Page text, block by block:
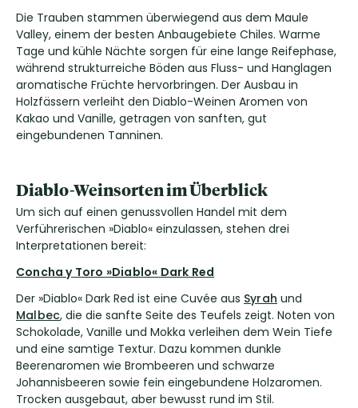
Die Trauben stammen überwiegend aus dem Maule
Valley, einem der besten Anbaugebiete Chiles. Warme
Tage und kühle Nächte sorgen für eine lange Reifephase,
während strukturreiche Böden aus Fluss- und Hanglagen
aromatische Früchte hervorbringen. Der Ausbau in
Holzfässern verleiht den Diablo-Weinen Aromen von
Kakao und Vanille, getragen von sanften, gut
eingebundenen Tanninen.
Diablo-Weinsorten im Überblick
Um sich auf einen genussvollen Handel mit dem
Verführerischen »Diablo« einzulassen, stehen drei
Interpretationen bereit:
Concha y Toro »Diablo« Dark Red
Der »Diablo« Dark Red ist eine Cuvée aus Syrah und
Malbec, die die sanfte Seite des Teufels zeigt. Noten von
Schokolade, Vanille und Mokka verleihen dem Wein Tiefe
und eine samtige Textur. Dazu kommen dunkle
Beerenaromen wie Brombeeren und schwarze
Johannisbeeren sowie fein eingebundene Holzaromen.
Trocken ausgebaut, aber bewusst rund im Stil.